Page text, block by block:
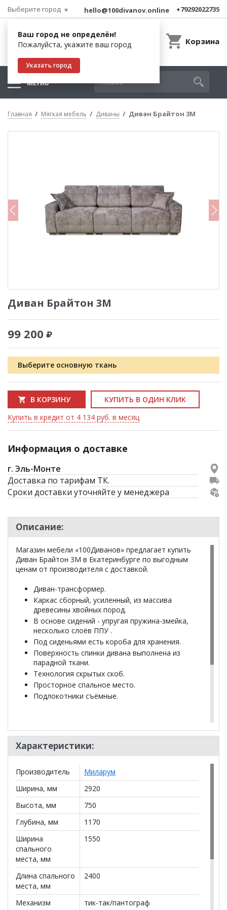
Выберите город
Ваш город не определён!
Пожалуйста, укажите ваш город
Указать город
hello@100divanov.online +79292022735
Корзина
МЕНЮ
Главная Мягкая мебель Диваны Диван Брайтон 3М
Диван Брайтон 3М
99 200
Выберите основную ткань
В КОРЗИНУ
КУПИТЬ В ОДИН КЛИК
Купить в кредит от 4 134 руб. в месяц
Информация о доставке
г. Эль-Монте
Доставка по тарифам ТК.
Сроки доставки уточняйте у менеджера
Описание:
Магазин мебели «100Диванов» предлагает купить
Диван Брайтон 3М в Екатеринбурге по выгодным
ценам от производителя с доставкой.
Диван-трансформер.
Каркас сборный, усиленный, из массива
древесины хвойных пород.
В основе сидений - упругая пружина-змейка,
несколько слоёв ППУ .
Под сиденьями есть короба для хранения.
Поверхность спинки дивана выполнена из
парадной ткани.
Технология скрытых скоб.
Просторное спальное место.
Подлокотники съёмные.
Диван Брайтон 3Муточняйте у нашего менеджера
по телефону+79292022735
**Цены на официальном сайте
действительны только для интернет-магазина
могут отличаться от цен в розничных магазинах-
салонах сети!
Характеристики:
Производитель
Миларум
Ширина, мм
2920
Высота, мм
750
Глубина, мм
1170
Ширина
спального
места, мм
1550
Длина спального
места, мм
2400
Механизм
тик-так/пантограф